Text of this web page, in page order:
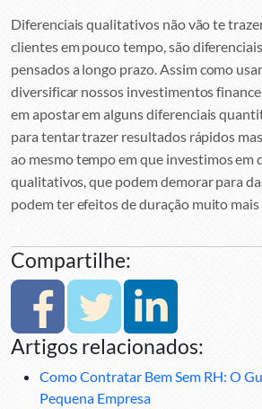
Diferenciais qualitativos não vão te
clientes em pouco tempo, são
pensados a longo prazo. Assim como
diversificar nossos investimentos
em apostar em alguns diferenciais
para tentar trazer resultados rápidos
ao mesmo tempo em que investimos em
qualitativos, que podem demorar para
podem ter efeitos de duração muito mais
Compartilhe:
Artigos relacionados:
Como Contratar Bem Sem RH: O
Pequena Empresa